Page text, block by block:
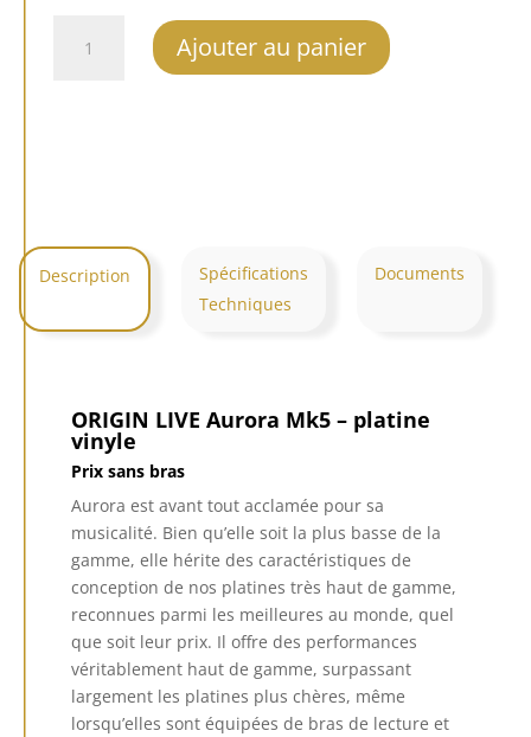
Ajouter au panier
Description
Spécifications
Techniques
Documents
ORIGIN LIVE Aurora Mk5 – platine
vinyle
Prix sans bras
Aurora est avant tout acclamée pour sa
musicalité. Bien qu’elle soit la plus basse de la
gamme, elle hérite des caractéristiques de
conception de nos platines très haut de gamme,
reconnues parmi les meilleures au monde, quel
que soit leur prix. Il offre des performances
véritablement haut de gamme, surpassant
largement les platines plus chères, même
lorsqu’elles sont équipées de bras de lecture et